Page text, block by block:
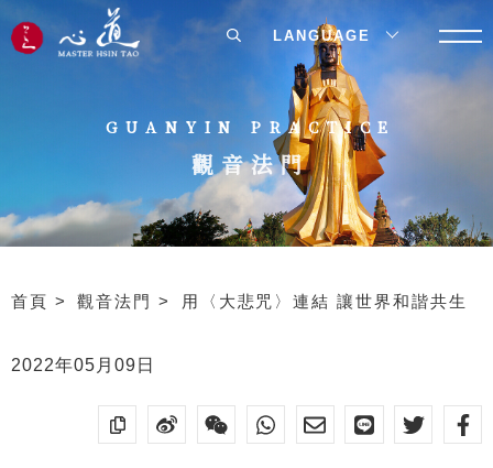
GUANYIN PRACTICE
觀音法門
首頁 觀音法門 用〈大悲咒〉連結 讓世界和諧共生
2022年05月09日
LANGUAGE